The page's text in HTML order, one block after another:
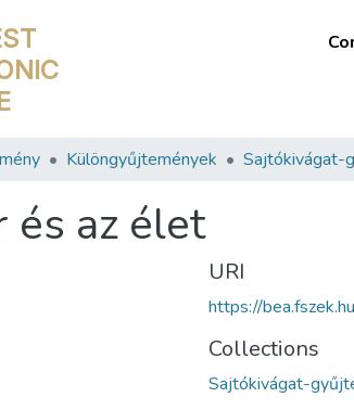
Különgyűjtemények Sajtókivágat-
és az élet
URI
https://
Collections
Sajtókivágat-